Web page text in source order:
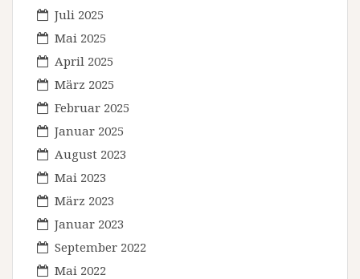
Juli 2025
Mai 2025
April 2025
März 2025
Februar 2025
Januar 2025
August 2023
Mai 2023
März 2023
Januar 2023
September 2022
Mai 2022